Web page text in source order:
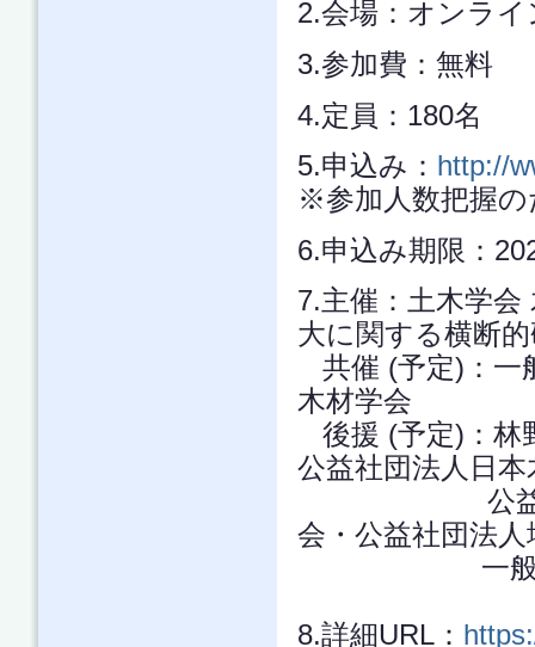
2.会場：オンライ
3.参加費：無料
4.定員：180名
5.申込み： http://
※参加人数把握の
6.申込み期限：
7.主催：土木学
大に関する横断
共催 (予定)：一
木材学会
後援 (予定)：林
公益社団法人日
公益社団法
会・公益社団法
一般社団
8.詳細URL：